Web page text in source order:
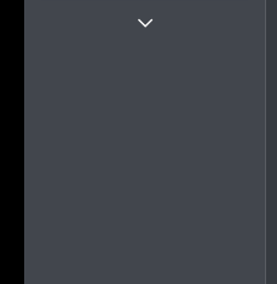
30 Januar 2024